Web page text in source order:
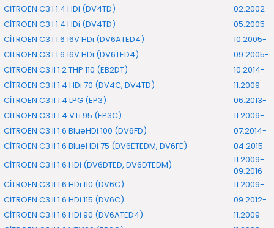
CİTROEN C3 I 1.4 HDi (DV4TD)
02.2002-
CİTROEN C3 I 1.4 HDi (DV4TD)
05.2005-
CİTROEN C3 I 1.6 16V HDi (DV6ATED4)
10.2005-
CİTROEN C3 I 1.6 16V HDi (DV6TED4)
09.2005-
CİTROEN C3 II 1.2 THP 110 (EB2DT)
10.2014-
CİTROEN C3 II 1.4 HDi 70 (DV4C, DV4TD)
11.2009-
CİTROEN C3 II 1.4 LPG (EP3)
06.2013-
CİTROEN C3 II 1.4 VTi 95 (EP3C)
11.2009-
CİTROEN C3 II 1.6 BlueHDi 100 (DV6FD)
07.2014-
CİTROEN C3 II 1.6 BlueHDi 75 (DV6ETEDM, DV6FE)
04.2015-
CİTROEN C3 II 1.6 HDi (DV6DTED, DV6DTEDM)
11.2009-
09.2016
CİTROEN C3 II 1.6 HDi 110 (DV6C)
11.2009-
CİTROEN C3 II 1.6 HDi 115 (DV6C)
09.2012-
CİTROEN C3 II 1.6 HDi 90 (DV6ATED4)
11.2009-